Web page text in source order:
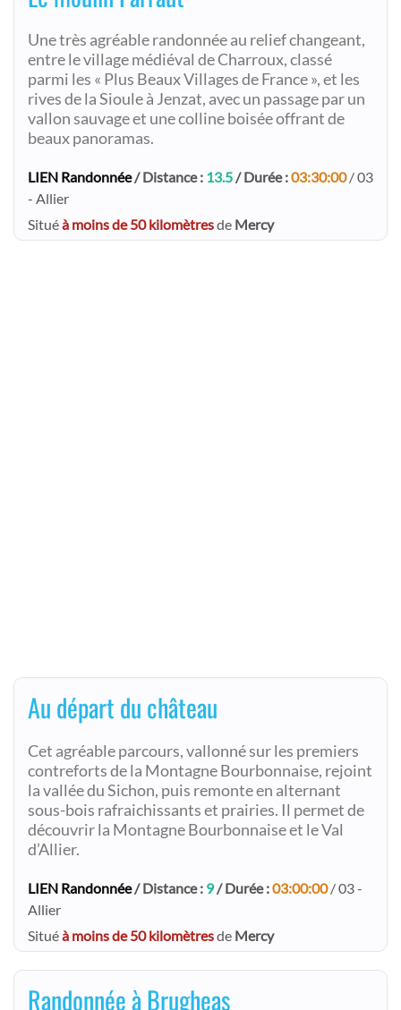
Une très agréable randonnée au relief changeant,
entre le village médiéval de Charroux, classé
parmi les « Plus Beaux Villages de France », et les
rives de la Sioule à Jenzat, avec un passage par un
vallon sauvage et une colline boisée offrant de
beaux panoramas.
LIEN Randonnée/ Distance : 13.5/ Durée :03:30:00/ 03
- Allier
Situéà moins de 50 kilomètresde Mercy
Au départ du château
Cet agréable parcours, vallonné sur les premiers
contreforts de la Montagne Bourbonnaise, rejoint
la vallée du Sichon, puis remonte en alternant
sous-bois rafraichissants et prairies. Il permet de
découvrir la Montagne Bourbonnaise et le Val
d’Allier.
LIEN Randonnée/ Distance : 9/ Durée :03:00:00/ 03 -
Allier
Situéà moins de 50 kilomètresde Mercy
Randonnée à Brugheas